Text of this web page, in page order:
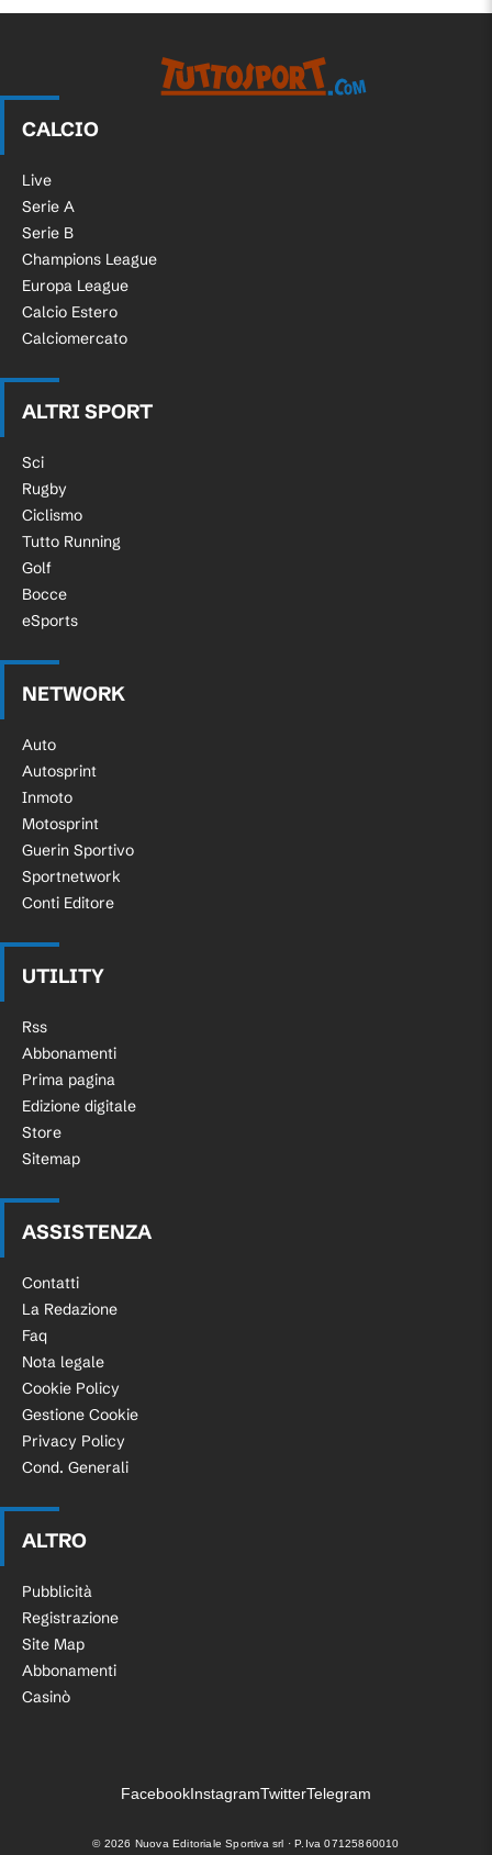
CALCIO
Live
Serie A
Serie B
Champions League
Europa League
Calcio Estero
Calciomercato
ALTRI SPORT
Sci
Rugby
Ciclismo
Tutto Running
Golf
Bocce
eSports
NETWORK
Auto
Autosprint
Inmoto
Motosprint
Guerin Sportivo
Sportnetwork
Conti Editore
UTILITY
Rss
Abbonamenti
Prima pagina
Edizione digitale
Store
Sitemap
ASSISTENZA
Contatti
La Redazione
Faq
Nota legale
Cookie Policy
Gestione Cookie
Privacy Policy
Cond. Generali
ALTRO
Pubblicità
Registrazione
Site Map
Abbonamenti
Casinò
FacebookInstagramTwitterTelegram
© 2026 Nuova Editoriale Sportiva srl · P.Iva 07125860010